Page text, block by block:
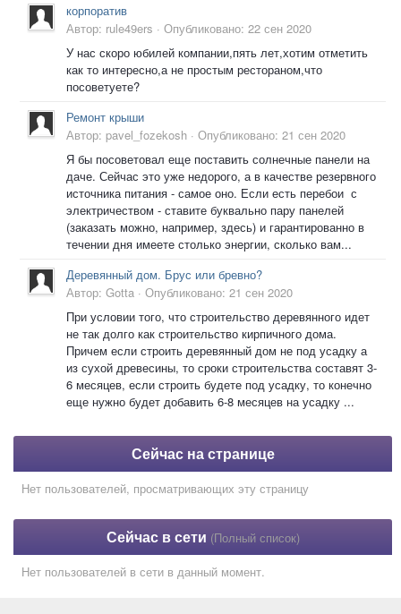
корпоратив
Автор: rule49ers · Опубликовано: 22 сен 2020
У нас скоро юбилей компании,пять лет,хотим отметить
как то интересно,а не простым рестораном,что
посоветуете?
Ремонт крыши
Автор: pavel_fozekosh · Опубликовано: 21 сен 2020
Я бы посоветовал еще поставить солнечные панели на
даче. Сейчас это уже недорого, а в качестве резервного
источника питания - самое оно. Если есть перебои с
электричеством - ставите буквально пару панелей
(заказать можно, например, здесь) и гарантированно в
течении дня имеете столько энергии, сколько вам...
Деревянный дом. Брус или бревно?
Автор: Gotta · Опубликовано: 21 сен 2020
При условии того, что строительство деревянного идет
не так долго как строительство кирпичного дома.
Причем если строить деревянный дом не под усадку а
из сухой древесины, то сроки строительства составят 3-
6 месяцев, если строить будете под усадку, то конечно
еще нужно будет добавить 6-8 месяцев на усадку ...
Сейчас на странице
Нет пользователей, просматривающих эту страницу
Сейчас в сети (Полный список)
Нет пользователей в сети в данный момент.